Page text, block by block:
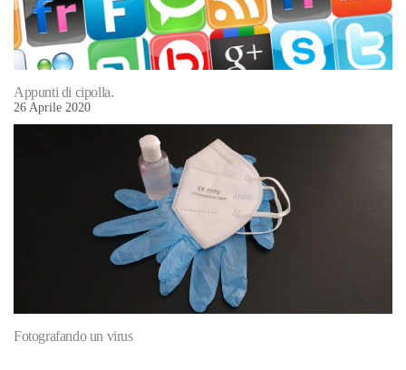
Appunti di cipolla.
26 Aprile 2020
Fotografando un virus